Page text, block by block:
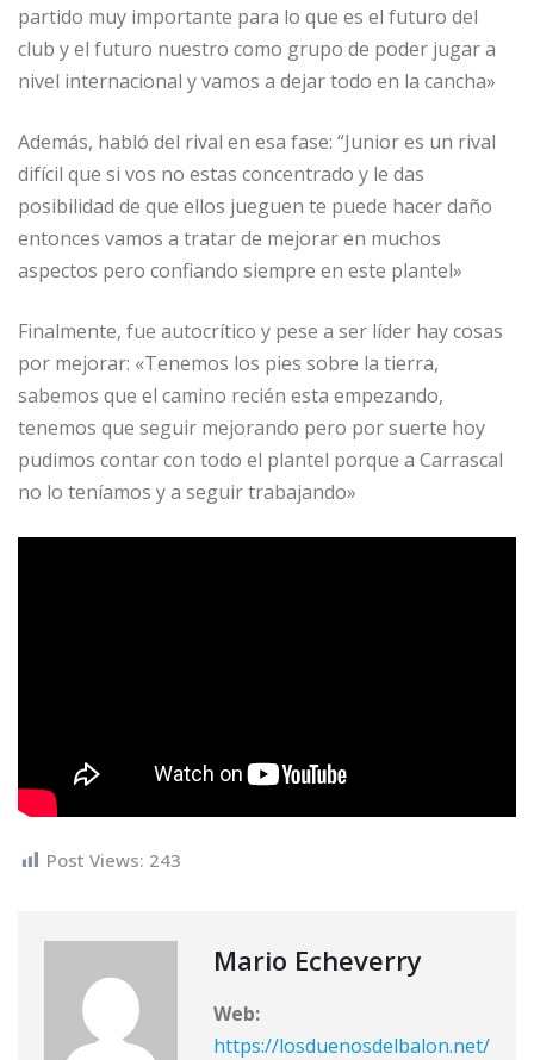
partido muy importante para lo que es el futuro del
club y el futuro nuestro como grupo de poder jugar a
nivel internacional y vamos a dejar todo en la cancha»
Además, habló del rival en esa fase: “Junior es un rival
difícil que si vos no estas concentrado y le das
posibilidad de que ellos jueguen te puede hacer daño
entonces vamos a tratar de mejorar en muchos
aspectos pero confiando siempre en este plantel»
Finalmente, fue autocrítico y pese a ser líder hay cosas
por mejorar: «Tenemos los pies sobre la tierra,
sabemos que el camino recién esta empezando,
tenemos que seguir mejorando pero por suerte hoy
pudimos contar con todo el plantel porque a Carrascal
no lo teníamos y a seguir trabajando»
Post Views: 243
Mario Echeverry
Web:
https://losduenosdelbalon.net/